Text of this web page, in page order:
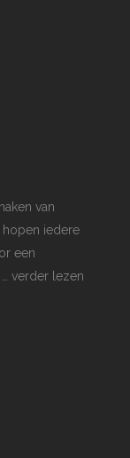
van
hopen iedere
een
… verder lezen